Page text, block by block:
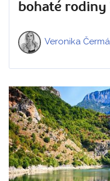
bohaté rodiny
Veronika